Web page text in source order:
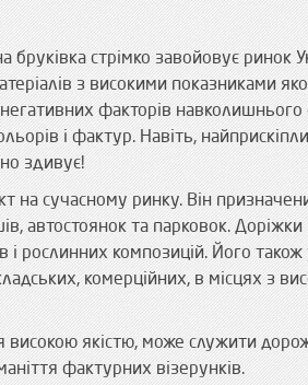
стрімко завойовує ринок
з високими показниками
негативних факторів
і фактур. Навіть,
здивує!
на сучасному ринку. Він
автостоянок та парковок.
і рослинних композицій. Його також
комерційних, в місцях з
високою якістю, може служити
фактурних візерунків.